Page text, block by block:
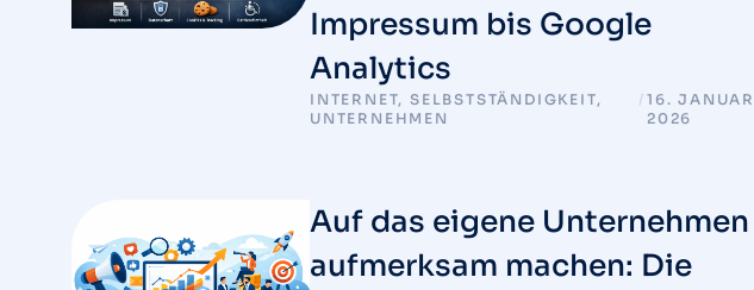
Impressum bis Google
Analytics
INTERNET,SELBSTSTÄNDIGKEIT,
UNTERNEHMEN
/ 16. JANUAR
2026
Auf das eigene Unternehmen
aufmerksam machen: Die